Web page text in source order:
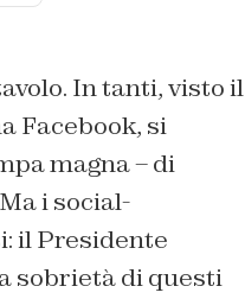
In tanti, visto il
Facebook, si
magna – di
i social-
il Presidente
sobrietà di questi